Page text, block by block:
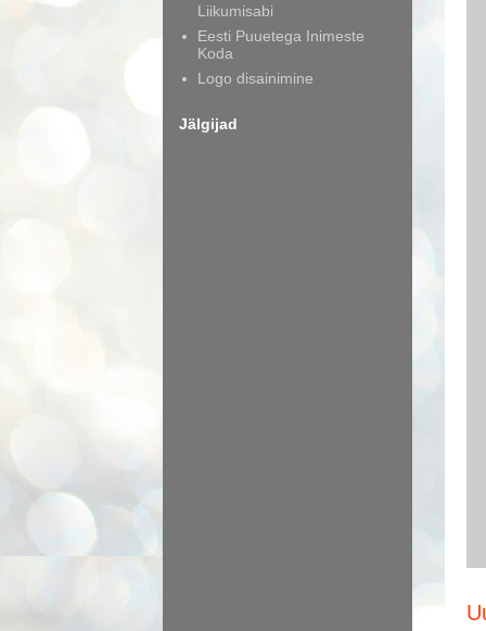
Liikumisabi
Eesti Puuetega Inimeste
Koda
Logo disainimine
Jälgijad